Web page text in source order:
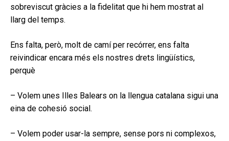
sobreviscut gràcies a la fidelitat que hi hem mostrat al
llarg del temps.
Ens falta, però, molt de camí per recórrer, ens falta
reivindicar encara més els nostres drets lingüístics,
perquè
– Volem unes Illes Balears on la llengua catalana sigui una
eina de cohesió social.
– Volem poder usar-la sempre, sense pors ni complexos,